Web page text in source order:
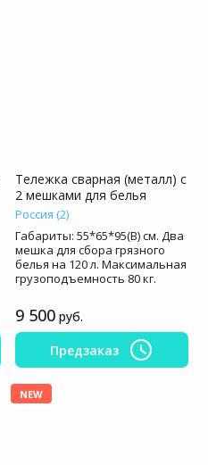
Тележка сварная (металл) с
2 мешками для белья
Россия (2)
Габариты: 55*65*95(В) см. Два
мешка для сбора грязного
белья на 120 л. Максимальная
грузоподъемность 80 кг.
9 500 руб.
Предзаказ
NEW